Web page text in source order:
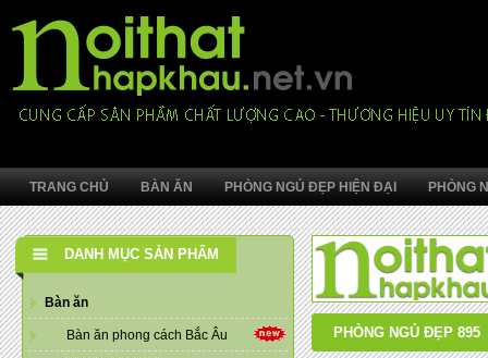
TRANG CHỦ BÀN ĂN PHÒNG NGỦ ĐẸP HIỆN ĐẠI PHÒNG
DANH MỤC SẢN PHẨM
Bàn ăn
Bàn ăn phong cách Bắc Âu PHÒNG NGỦ ĐẸP 895